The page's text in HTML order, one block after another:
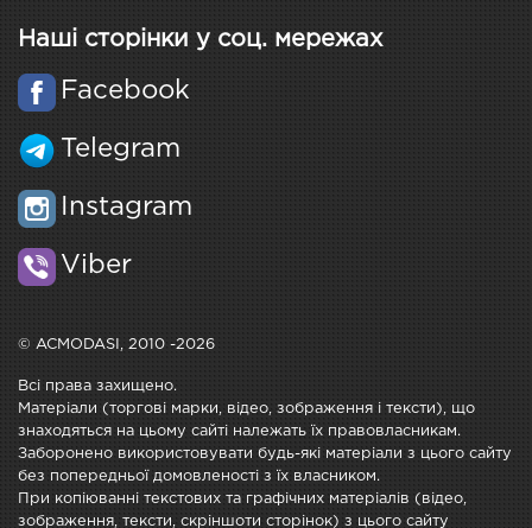
Наші сторінки у соц. мережах
Facebook
Telegram
Instagram
Viber
© ACMODASI, 2010 -2026
Всі права захищено.
Матеріали (торгові марки, відео, зображення і тексти), що
знаходяться на цьому сайті належать їх правовласникам.
Заборонено використовувати будь-які матеріали з цього сайту
без попередньої домовленості з їх власником.
При копіюванні текстових та графічних матеріалів (відео,
зображення, тексти, скріншоти сторінок) з цього сайту